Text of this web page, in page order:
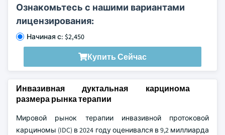
Ознакомьтесь с нашими вариантами
лицензирования:
Начиная с: $2,450
Купить Сейчас
Инвазивная дуктальная карцинома
размера рынка терапии
Мировой рынок терапии инвазивной протоковой
карциномы (IDC) в 2024 году оценивался в 9,2 миллиарда